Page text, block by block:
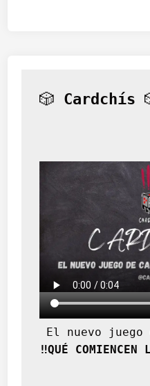
🎲 Cardchís
El nuevo
‼️QUÉ COMIENCEN